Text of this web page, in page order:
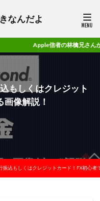
なんだよ
信者の林檎兄さんがガチで勝て
もしくはクレジット
像解説！
振込もしくはクレジットカード！FX初心者